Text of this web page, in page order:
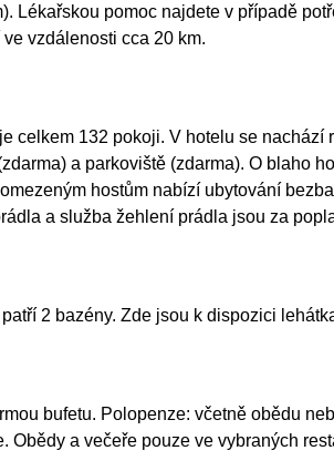
Lékařskou pomoc najdete v případě
vzdálenosti cca 20 km.
celkem 132 pokoji. V hotelu se
a parkoviště (zdarma). O blaho
hostům nabízí ubytování
a služba žehlení prádla jsou za
2 bazény. Zde jsou k dispozici
bufetu. Polopenze: včetně obědu
Obědy a večeře pouze ve vybraných